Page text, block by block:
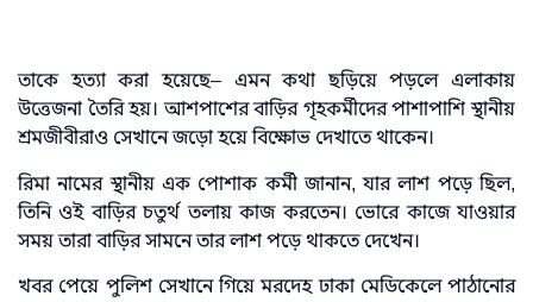
তাকে হত্যা করা হয়েছে– এমন কথা ছড়িয়ে পড়লে এলাকায়
উত্তেজনা তৈরি হয়। আশপাশের বাড়ির গৃহকর্মীদের পাশাপাশি স্থানীয়
শ্রমজীবীরাও সেখানে জড়ো হয়ে বিক্ষোভ দেখাতে থাকেন।
রিমা নামের স্থানীয় এক পোশাক কর্মী জানান, যার লাশ পড়ে ছিল,
তিনি ওই বাড়ির চতুর্থ তলায় কাজ করতেন। ভোরে কাজে যাওয়ার
সময় তারা বাড়ির সামনে তার লাশ পড়ে থাকতে দেখেন।
খবর পেয়ে পুলিশ সেখানে গিয়ে মরদেহ ঢাকা মেডিকেলে পাঠানোর